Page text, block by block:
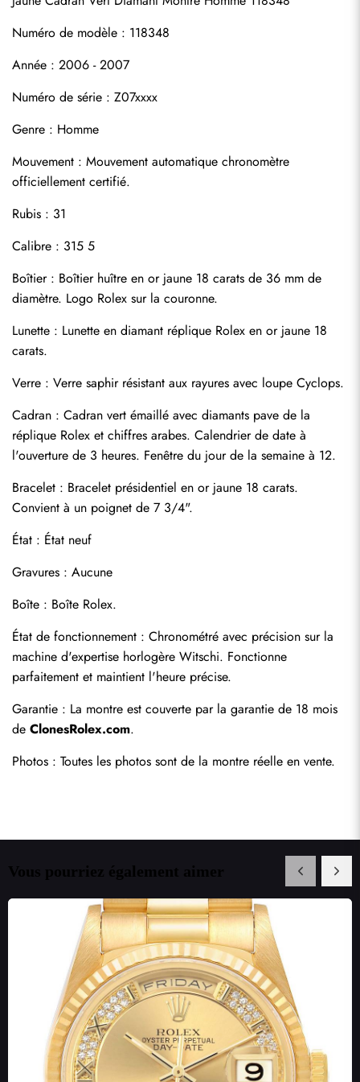
Numéro de modèle : 118348
Année : 2006 - 2007
Numéro de série : Z07xxxx
Genre : Homme
Mouvement : Mouvement automatique chronomètre
officiellement certifié.
Rubis : 31
Calibre : 315 5
Boîtier : Boîtier huître en or jaune 18 carats de 36 mm de
diamètre. Logo Rolex sur la couronne.
Lunette : Lunette en diamant réplique Rolex en or jaune 18
carats.
Verre : Verre saphir résistant aux rayures avec loupe Cyclops.
Cadran : Cadran vert émaillé avec diamants pave de la
réplique Rolex et chiffres arabes. Calendrier de date à
l'ouverture de 3 heures. Fenêtre du jour de la semaine à 12.
Bracelet : Bracelet présidentiel en or jaune 18 carats.
Convient à un poignet de 7 3/4".
État : État neuf
Gravures : Aucune
Boîte : Boîte Rolex.
État de fonctionnement : Chronométré avec précision sur la
machine d'expertise horlogère Witschi. Fonctionne
parfaitement et maintient l'heure précise.
Garantie : La montre est couverte par la garantie de 18 mois
de ClonesRolex.com.
Photos : Toutes les photos sont de la montre réelle en vente.
Vous pourriez également aimer
S'abonner